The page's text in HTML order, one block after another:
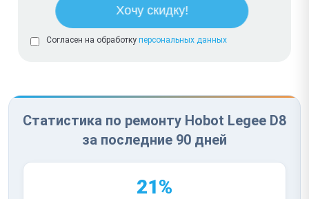
Согласен на обработку персональных данных
Статистика по ремонту Hobot Legee D8
за последние 90 дней
21%